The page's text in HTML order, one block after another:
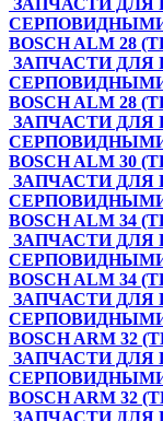
BOSCH ALM 28
ЗАПЧАСТИ ДЛЯ
BOSCH ALM 28
ЗАПЧАСТИ ДЛЯ
BOSCH ALM 30
ЗАПЧАСТИ ДЛЯ
BOSCH ALM 34
ЗАПЧАСТИ ДЛЯ
BOSCH ALM 34
ЗАПЧАСТИ ДЛЯ
BOSCH ARM 32
ЗАПЧАСТИ ДЛЯ
BOSCH ARM 32
ЗАПЧАСТИ ДЛЯ